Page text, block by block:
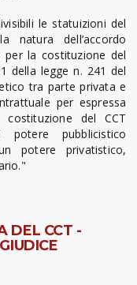
le statuizioni del
natura dell’accordo
la costituzione del
della legge n. 241 del
tra parte privata e
per espressa
del CCT
potere pubblicistico
potere privatistico,
DEL CCT -